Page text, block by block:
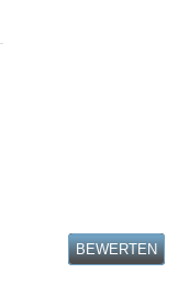
BEWERTEN